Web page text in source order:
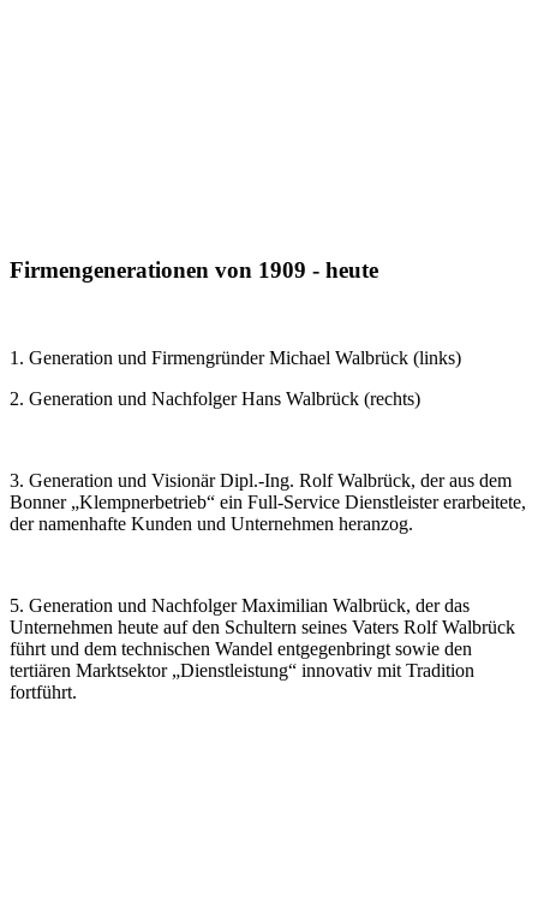
Firmengenerationen von 1909 - heute
1. Generation und Firmengründer Michael Walbrück (links)
2. Generation und Nachfolger Hans Walbrück (rechts)
3. Generation und Visionär Dipl.-Ing. Rolf Walbrück, der aus dem
Bonner „Klempnerbetrieb“ ein Full-Service Dienstleister erarbeitete,
der namenhafte Kunden und Unternehmen heranzog.
5. Generation und Nachfolger Maximilian Walbrück, der das
Unternehmen heute auf den Schultern seines Vaters Rolf Walbrück
führt und dem technischen Wandel entgegenbringt sowie den
tertiären Marktsektor „Dienstleistung“ innovativ mit Tradition
fortführt.